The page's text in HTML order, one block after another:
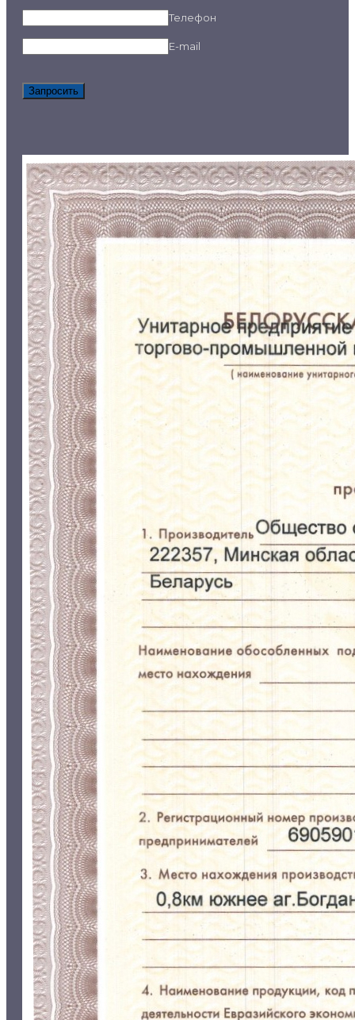
Телефон
E-mail
Запросить